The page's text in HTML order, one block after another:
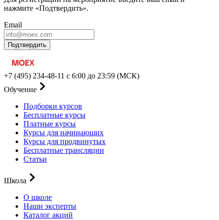
нажмите «Подтвердить».
Email
Подтвердить
+7 (495) 234-48-11 с 6:00 до 23:59 (МСК)
Обучение
Подборки курсов
Бесплатные курсы
Платные курсы
Курсы для начинающих
Курсы для продвинутых
Бесплатные трансляции
Статьи
Школа
О школе
Наши эксперты
Каталог акций